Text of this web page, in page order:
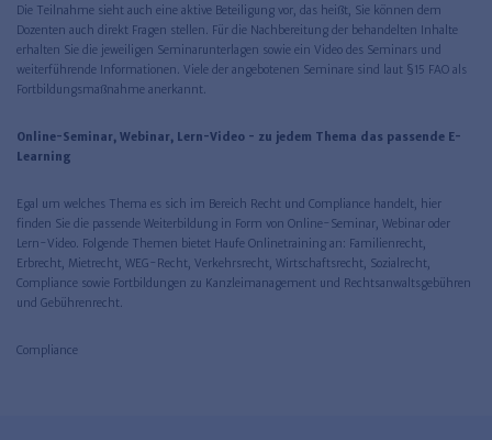
Die Teilnahme sieht auch eine aktive Beteiligung vor, das heißt, Sie können dem
Dozenten auch direkt Fragen stellen. Für die Nachbereitung der behandelten Inhalte
erhalten Sie die jeweiligen Seminarunterlagen sowie ein Video des Seminars und
weiterführende Informationen. Viele der angebotenen Seminare sind laut §15 FAO als
Fortbildungsmaßnahme anerkannt.
Online-Seminar, Webinar, Lern-Video - zu jedem Thema das passende E-
Learning
Egal um welches Thema es sich im Bereich Recht und Compliance handelt, hier
finden Sie die passende Weiterbildung in Form von Online-Seminar, Webinar oder
Lern-Video. Folgende Themen bietet Haufe Onlinetraining an: Familienrecht,
Erbrecht, Mietrecht, WEG-Recht, Verkehrsrecht, Wirtschaftsrecht, Sozialrecht,
Compliance sowie Fortbildungen zu Kanzleimanagement und Rechtsanwaltsgebühren
und Gebührenrecht.
Compliance